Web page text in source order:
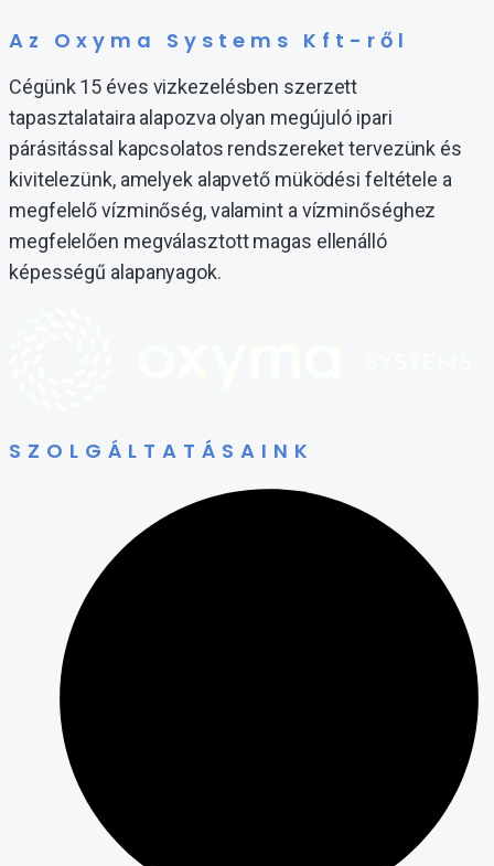
Az Oxyma Systems Kft-ről
Cégünk 15 éves vizkezelésben szerzett
tapasztalataira alapozva olyan megújuló ipari
párásitással kapcsolatos rendszereket tervezünk és
kivitelezünk, amelyek alapvető müködési feltétele a
megfelelő vízminőség, valamint a vízminőséghez
megfelelően megválasztott magas ellenálló
képességű alapanyagok.
SZOLGÁLTATÁSAINK